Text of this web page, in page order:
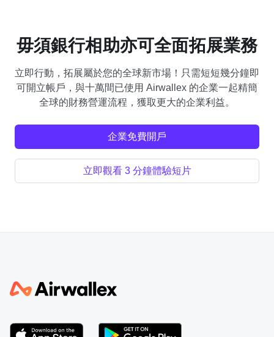
毋須銀行相助亦可全面拓展業務
立即行動，拓展屬於您的全球新市場！只需短短幾分鐘即
可開立帳戶，與十萬間已使用 Airwallex 的企業一起精簡
全球的財務營運流程，獲取更大的企業利益。
企業免費開戶
立即觀看 3 分鐘體驗短片